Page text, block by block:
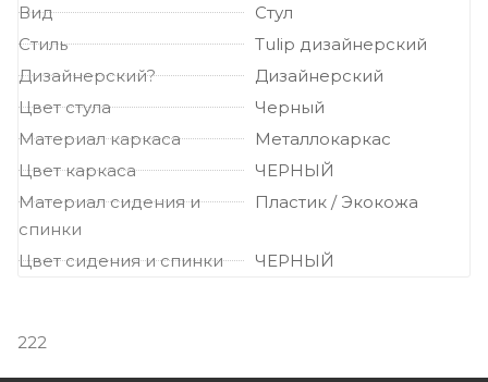
Вид
Стул
Стиль
Tulip дизайнерский
Дизайнерский?
Дизайнерский
Цвет стула
Черный
Материал каркаса
Металлокаркас
Цвет каркаса
ЧЕРНЫЙ
Материал сидения и
спинки
Пластик / Экокожа
Цвет сидения и спинки ЧЕРНЫЙ
222